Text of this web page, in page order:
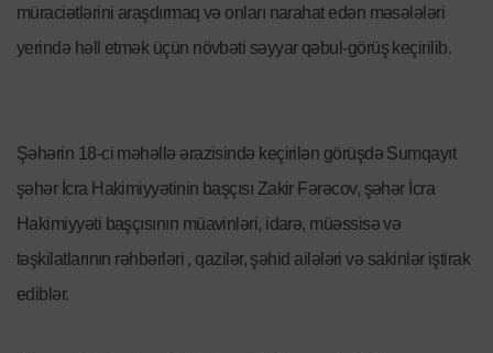
müraciətlərini araşdırmaq və onları narahat edən məsələləri
yerində həll etmək üçün növbəti səyyar qəbul-görüş keçirilib.
Şəhərin 18-ci məhəllə ərazisində keçirilən görüşdə Sumqayıt
şəhər İcra Hakimiyyətinin başçısı Zakir Fərəcov, şəhər İcra
Hakimiyyəti başçısının müavinləri, idarə, müəssisə və
təşkilatlarının rəhbərləri , qazilər, şəhid ailələri və sakinlər iştirak
ediblər.